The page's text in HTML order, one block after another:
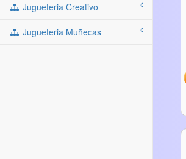
Jugueteria Creativo
Jugueteria Muñecas